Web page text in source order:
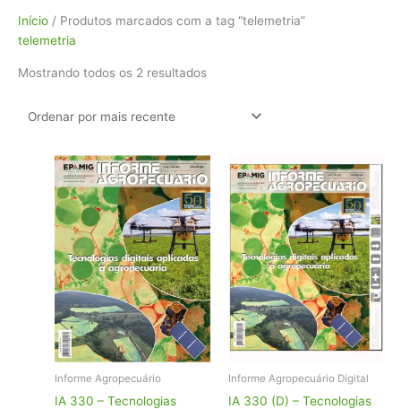
Início / Produtos marcados com a tag “telemetria”
telemetria
Mostrando todos os 2 resultados
Classificado
recente
Informe Agropecuário
IA 330 – Tecnologias
Informe Agropecuário Digital
IA 330 (D) – Tecnologias